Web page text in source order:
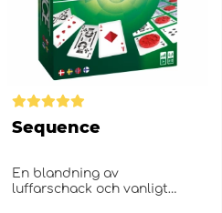
Sequence
En blandning av
luffarschack och vanligt